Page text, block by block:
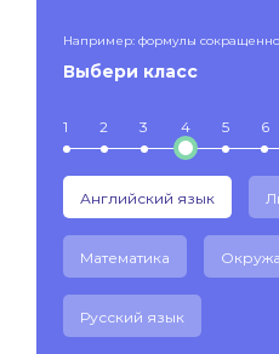
Например: формулы
Выбери класс
1 2 3 4 5 6
Английский язык
Математика
Русский язык